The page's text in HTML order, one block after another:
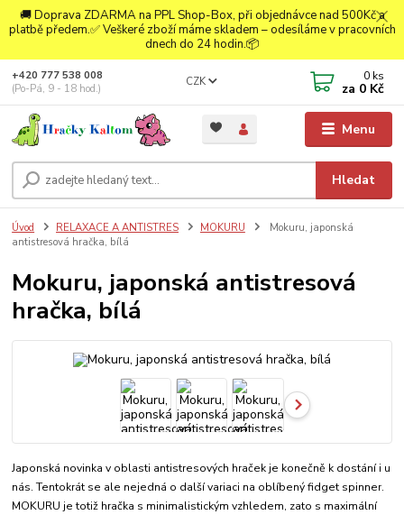
🚚 Doprava ZDARMA na PPL Shop-Box, při objednávce nad 500Kč a
platbě předem.✅ Veškeré zboží máme skladem – odesíláme v pracovních
dnech do 24 hodin.📦
Menu
CZK
Hledat
+420 777 538 008
(Po-Pá, 9 - 18 hod.)
0 ks
za 0 Kč
Úvod RELAXACE A ANTISTRES MOKURU
Mokuru, japonská
antistresová hračka, bílá
Mokuru, japonská antistresová
hračka, bílá
Japonská novinka v oblasti antistresových hraček je konečně k dostání i u
nás. Tentokrát se ale nejedná o další variaci na oblíbený fidget spinner.
MOKURU je totiž hračka s minimalistickým vzhledem, zato s maximální